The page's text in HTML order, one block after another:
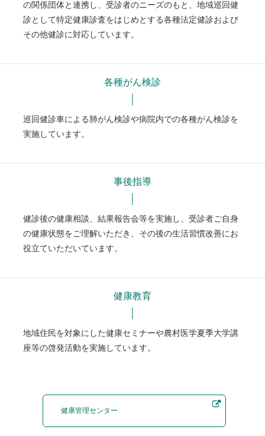
の関係団体と連携し、受診者のニーズのもと、地域巡回健
診として特定健康診査をはじめとする各種法定健診および
その他健診に対応しています。
各種がん検診
巡回健診車による肺がん検診や病院内での各種がん検診を
実施しています。
事後指導
健診後の健康相談、結果報告会等を実施し、受診者ご自身
の健康状態をご理解いただき、その後の生活習慣改善にお
役立ていただいています。
健康教育
地域住民を対象にした健康セミナーや農村医学夏季大学講
座等の啓発活動を実施しています。
健康管理センター